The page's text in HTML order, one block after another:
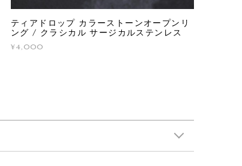
ティアドロップ カラーストーンオープンリ
ング / クラシカル サージカルステンレス
¥4,000